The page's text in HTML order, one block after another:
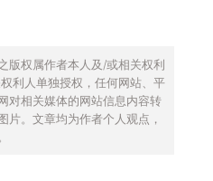
版权属作者本人及/或相关权利
利人单独授权，任何网站、平
对相关媒体的网站信息内容转
片。文章均为作者个人观点，